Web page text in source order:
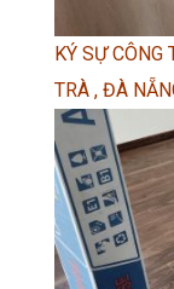
KÝ SỰ
TRÀ , ĐÀ